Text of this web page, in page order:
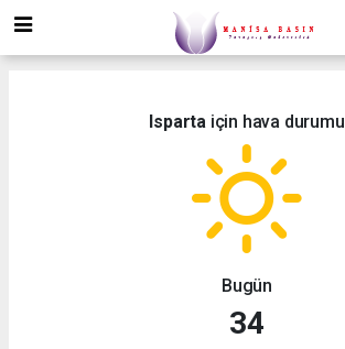
Isparta için hava durumu
Bugün
34